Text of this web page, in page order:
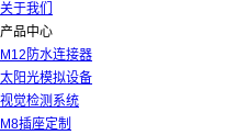
关于我们
产品中心
M12防水连接器
太阳光模拟设备
视觉检测系统
M8插座定制